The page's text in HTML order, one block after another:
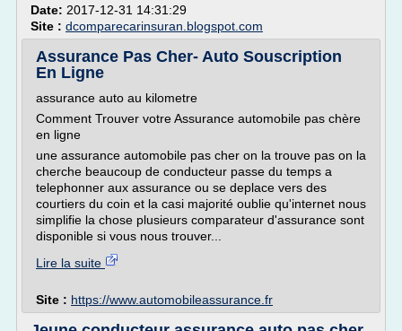
Date: 2017-12-31 14:31:29
Site : dcomparecarinsuran.blogspot.com
Assurance Pas Cher- Auto Souscription
En Ligne
assurance auto au kilometre
Comment Trouver votre Assurance automobile pas chère
en ligne
une assurance automobile pas cher on la trouve pas on la
cherche beaucoup de conducteur passe du temps a
telephonner aux assurance ou se deplace vers des
courtiers du coin et la casi majorité oublie qu'internet nous
simplifie la chose plusieurs comparateur d'assurance sont
disponible si vous nous trouver...
Lire la suite
Site : https://www.automobileassurance.fr